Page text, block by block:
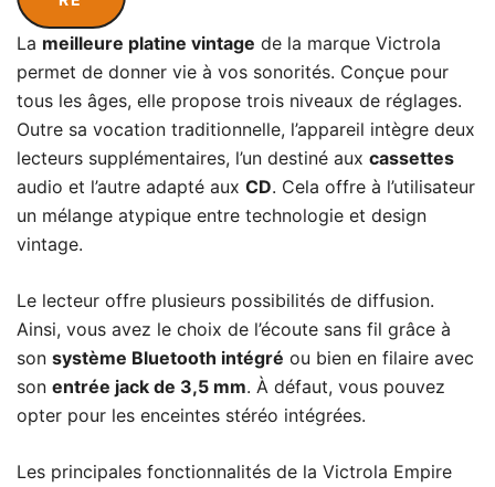
La meilleure platine vintage de la marque Victrola
permet de donner vie à vos sonorités. Conçue pour
tous les âges, elle propose trois niveaux de réglages.
Outre sa vocation traditionnelle, l’appareil intègre deux
lecteurs supplémentaires, l’un destiné aux cassettes
audio et l’autre adapté aux CD. Cela offre à l’utilisateur
un mélange atypique entre technologie et design
vintage.
Le lecteur offre plusieurs possibilités de diffusion.
Ainsi, vous avez le choix de l’écoute sans fil grâce à
son système Bluetooth intégré ou bien en filaire avec
son entrée jack de 3,5 mm. À défaut, vous pouvez
opter pour les enceintes stéréo intégrées.
Les principales fonctionnalités de la Victrola Empire